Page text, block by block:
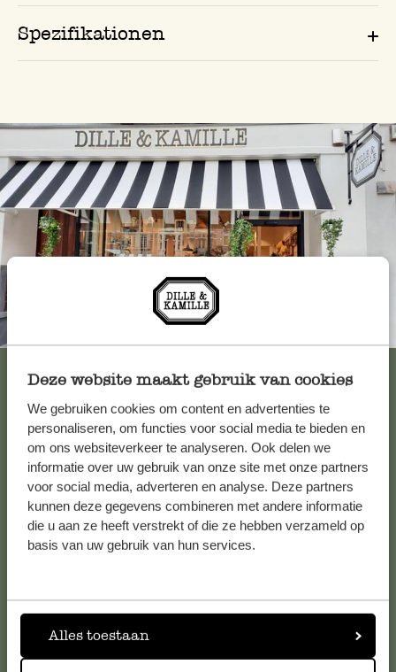
Deze website maakt gebruik van cookies
We gebruiken cookies om content en advertenties te
personaliseren, om functies voor social media te bieden en
om ons websiteverkeer te analyseren. Ook delen we
informatie over uw gebruik van onze site met onze partners
voor social media, adverteren en analyse. Deze partners
kunnen deze gegevens combineren met andere informatie
die u aan ze heeft verstrekt of die ze hebben verzameld op
basis van uw gebruik van hun services.
Alles toestaan
Spezifikationen
Immer in der Nähe
Kundenservice/Hilfe
Falls Sie Fragen haben oder Tipps und Hilfe brauchen, wenden
Sie sich bitte an unseren Kundenservice. Oder lesen Sie hier
die Antworten aufhäufig gestellte Fragen.
Online-Kundenservice